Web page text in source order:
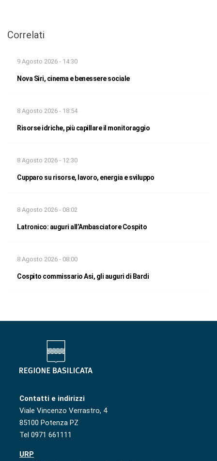
Correlati
9 Agosto 2026 - 14:30
Nova Siri, cinema e benessere sociale
8 Agosto 2026 - 18:54
Risorse idriche, più capillare il monitoraggio
8 Agosto 2026 - 12:30
Cupparo su risorse, lavoro, energia e sviluppo
8 Agosto 2026 - 08:02
Latronico: auguri all’Ambasciatore Cospito
8 Agosto 2026 - 08:00
Cospito commissario Asi, gli auguri di Bardi
Contatti e indirizzi
Viale Vincenzo Verrastro, 4
85100 Potenza PZ
Tel 0971 661111
URP